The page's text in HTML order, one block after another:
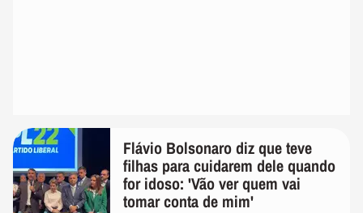
Flávio Bolsonaro diz que teve
filhas para cuidarem dele quando
for idoso: 'Vão ver quem vai
tomar conta de mim'